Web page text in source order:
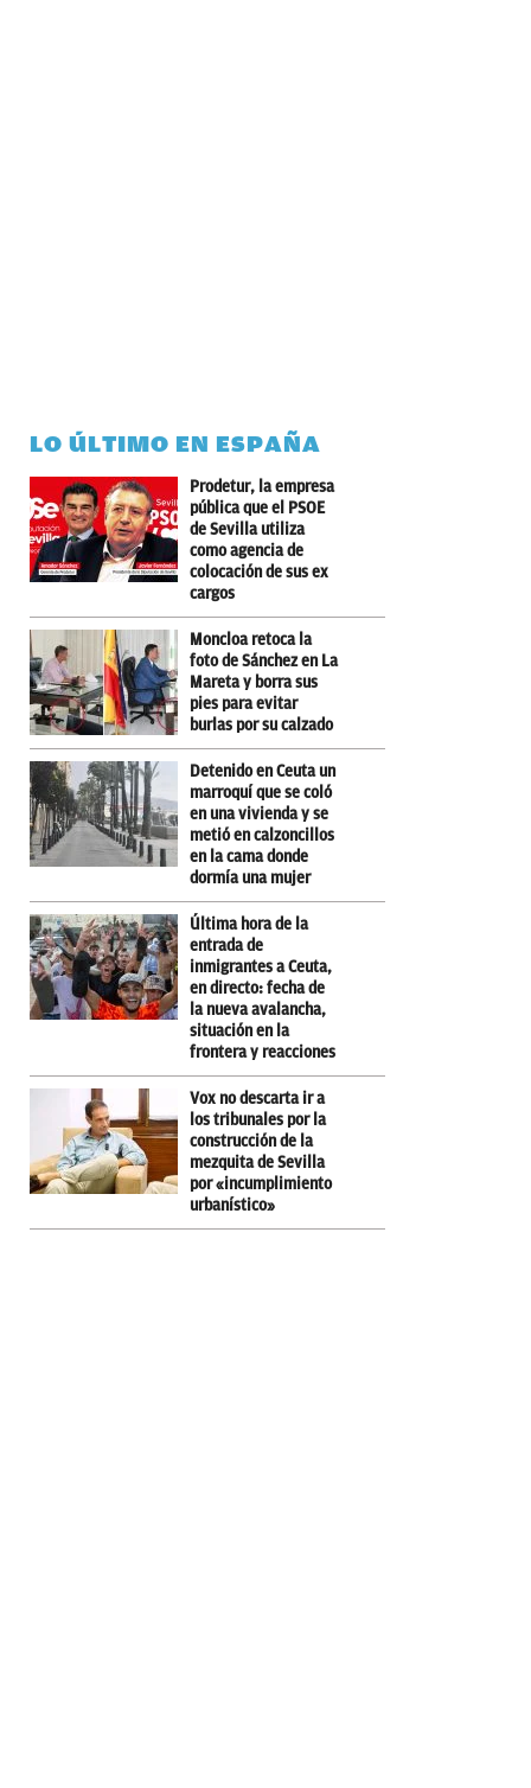
LO ÚLTIMO EN ESPAÑA
Prodetur, la empresa
pública que el PSOE
de Sevilla utiliza
como agencia de
colocación de sus ex
cargos
Moncloa retoca la
foto de Sánchez en La
Mareta y borra sus
pies para evitar
burlas por su calzado
Detenido en Ceuta un
marroquí que se coló
en una vivienda y se
metió en calzoncillos
en la cama donde
dormía una mujer
Última hora de la
entrada de
inmigrantes a Ceuta,
en directo: fecha de
la nueva avalancha,
situación en la
frontera y reacciones
Vox no descarta ir a
los tribunales por la
construcción de la
mezquita de Sevilla
por «incumplimiento
urbanístico»